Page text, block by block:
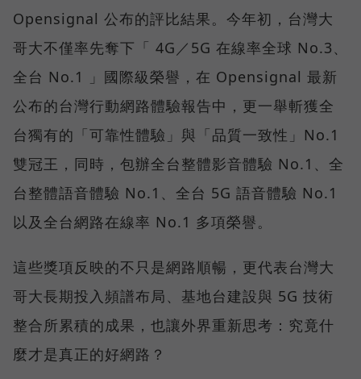
Opensignal 公布的評比結果。今年初，台灣大
哥大不僅率先奪下「 4G／5G 在線率全球 No.3、
全台 No.1 」國際級榮譽，在 Opensignal 最新
公布的台灣行動網路體驗報告中，更一舉斬獲全
台獨有的「可靠性體驗」與「品質一致性」No.1
雙冠王，同時，包辦全台整體影音體驗 No.1、全
台整體語音體驗 No.1、全台 5G 語音體驗 No.1
以及全台網路在線率 No.1 多項榮譽。
這些獎項反映的不只是網路順暢，更代表台灣大
哥大長期投入頻譜布局、基地台建設與 5G 技術
整合所累積的成果，也讓外界重新思考：究竟什
麼才是真正的好網路？